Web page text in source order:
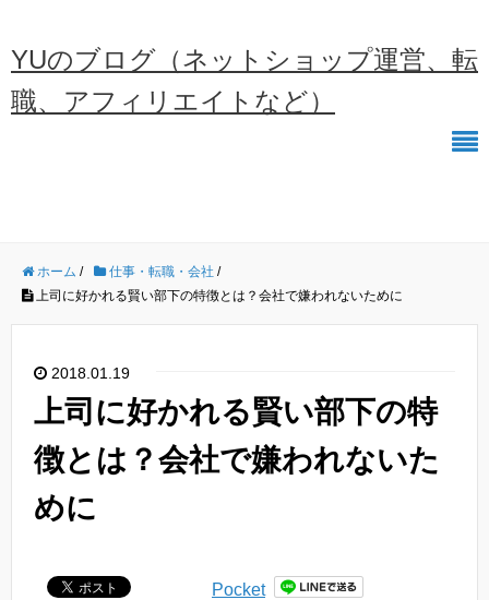
YUのブログ（ネットショップ運営、転
職、アフィリエイトなど）
ホーム / 仕事・転職・会社 /
上司に好かれる賢い部下の特徴とは？会社で嫌われないために
2018.01.19
上司に好かれる賢い部下の特
徴とは？会社で嫌われないた
めに
Pocket